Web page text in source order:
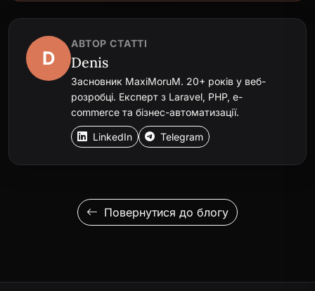
D
АВТОР СТАТТІ
Denis
Засновник MaxiMoruM. 20+ років у веб-
розробці. Експерт з Laravel, PHP, e-
commerce та бізнес-автоматизації.
LinkedIn Telegram
Повернутися до блогу